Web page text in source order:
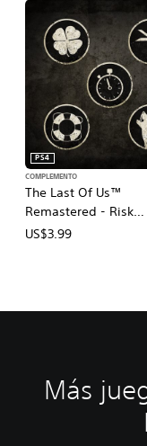
The Last Of Us™
Remastered - Risk
Management
PS4
COMPLEMENTO
US$3.99
Más